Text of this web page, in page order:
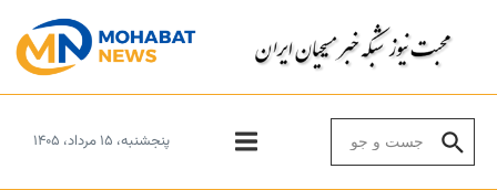
پنجشنبه، ۱۵ مرداد، ۱۴۰۵